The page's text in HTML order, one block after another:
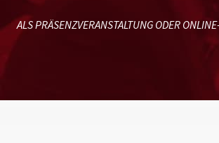
ALS PRÄSENZVERANSTALTUNG ODER